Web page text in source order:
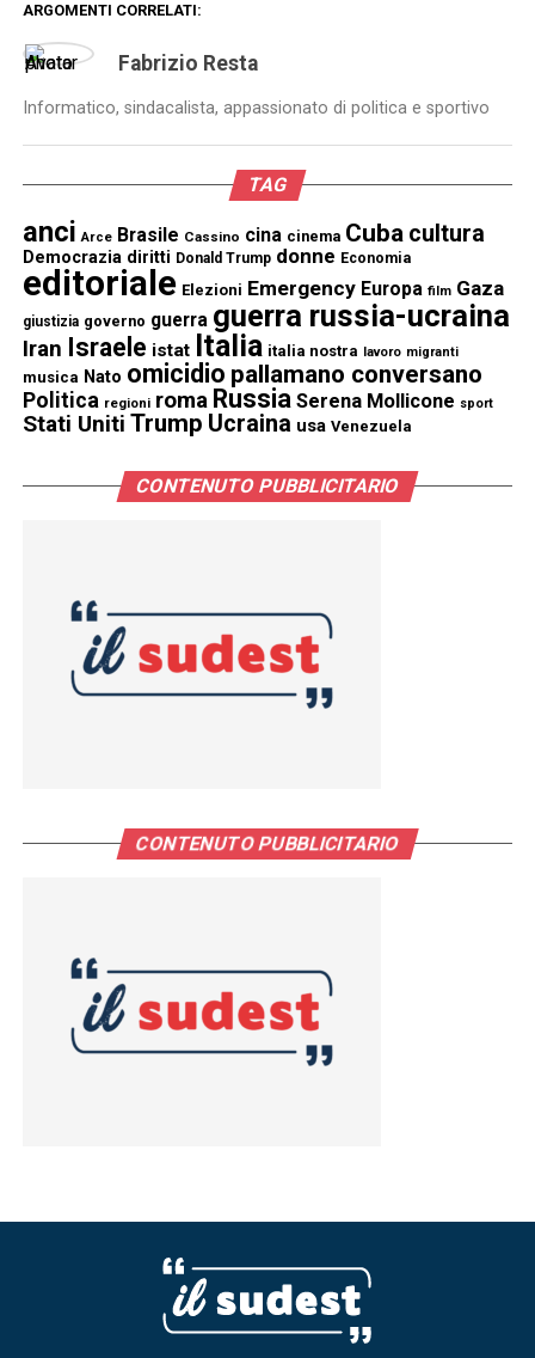
ARGOMENTI CORRELATI:
Fabrizio Resta
Informatico, sindacalista, appassionato di politica e sportivo
TAG
anci Arce Brasile Cassino cina cinema Cuba cultura
Democrazia diritti Donald Trump donne Economia
editoriale Elezioni Emergency Europa film Gaza
giustizia governo guerra guerra russia-ucraina
Iran Israele istat Italia italia nostra lavoro migranti
musica Nato omicidio pallamano conversano
Politica regioni roma Russia Serena Mollicone sport
Stati Uniti Trump Ucraina usa Venezuela
CONTENUTO PUBBLICITARIO
CONTENUTO PUBBLICITARIO